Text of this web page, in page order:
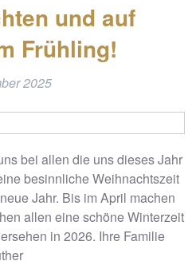
und auf
Frühling!
2025
bei allen die uns dieses Jahr
besinnliche Weihnachtszeit
Jahr. Bis im April machen
allen eine schöne Winterzeit
in 2026. Ihre Familie